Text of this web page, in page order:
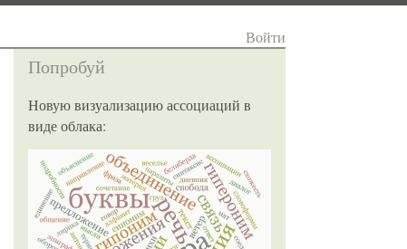
Войти
Попробуй
Новую визуализацию ассоциаций в
виде облака: